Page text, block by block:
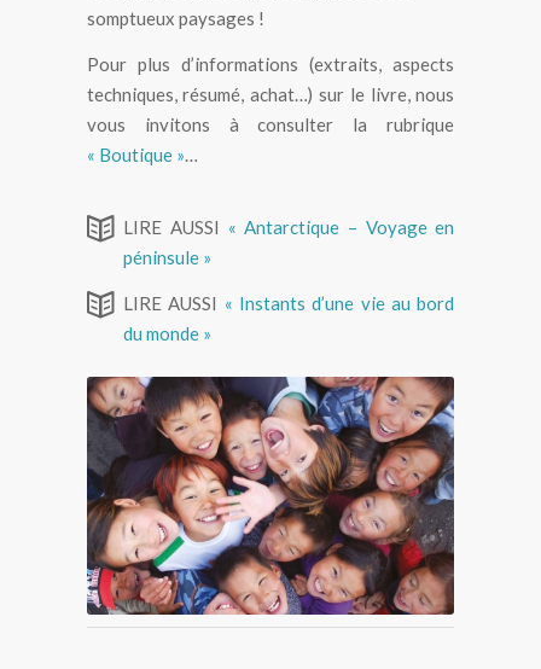
somptueux paysages !
Pour plus d’informations (extraits, aspects
techniques, résumé, achat…) sur le livre, nous
vous invitons à consulter la rubrique
« Boutique »…
LIRE AUSSI « Antarctique – Voyage en
péninsule »
LIRE AUSSI « Instants d’une vie au bord
du monde »
Enfants au Groenland © Nicolas Dubreuil